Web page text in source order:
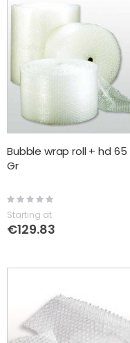
Bubble wrap roll + hd 65
Gr
Rating:
Starting at
€129.83